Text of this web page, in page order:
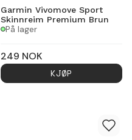
Garmin Vivomove Sport
Skinnreim Premium Brun
På lager
249 NOK
KJØP